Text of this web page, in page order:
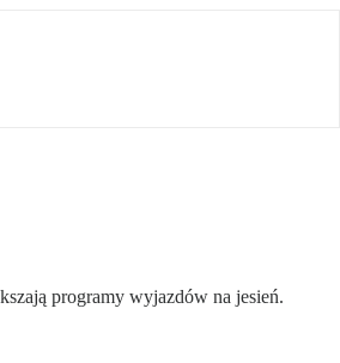
programy wyjazdów na jesień.